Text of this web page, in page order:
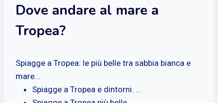
Dove andare al mare a
Tropea?
Spiagge a Tropea: le più belle tra sabbia bianca e
mare...
Spiagge a Tropea e dintorni. ...